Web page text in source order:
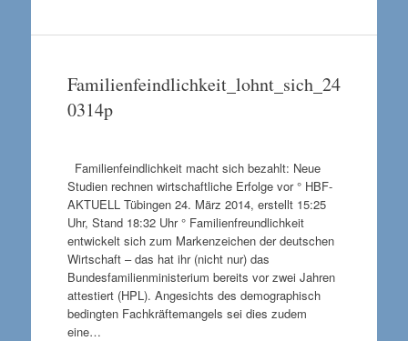
Familienfeindlichkeit_lohnt_sich_24
0314p
Familienfeindlichkeit macht sich bezahlt: Neue
Studien rechnen wirtschaftliche Erfolge vor ° HBF-
AKTUELL Tübingen 24. März 2014, erstellt 15:25
Uhr, Stand 18:32 Uhr ° Familienfreundlichkeit
entwickelt sich zum Markenzeichen der deutschen
Wirtschaft – das hat ihr (nicht nur) das
Bundesfamilienministerium bereits vor zwei Jahren
attestiert (HPL). Angesichts des demographisch
bedingten Fachkräftemangels sei dies zudem
eine…